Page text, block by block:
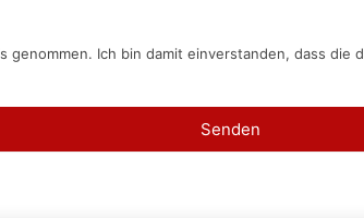
genommen. Ich bin damit einverstanden, dass
Senden